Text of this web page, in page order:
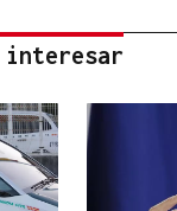
interesar